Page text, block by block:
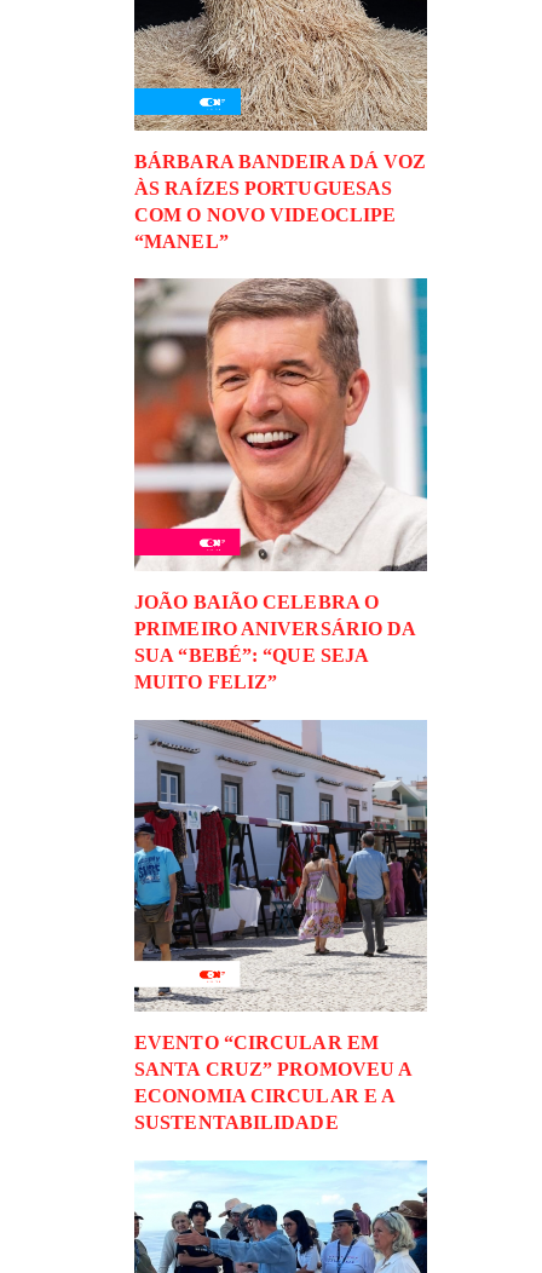
BÁRBARA BANDEIRA DÁ VOZ
ÀS RAÍZES PORTUGUESAS
COM O NOVO VIDEOCLIPE
“MANEL”
JOÃO BAIÃO CELEBRA O
PRIMEIRO ANIVERSÁRIO DA
SUA “BEBÉ”: “QUE SEJA
MUITO FELIZ”
EVENTO “CIRCULAR EM
SANTA CRUZ” PROMOVEU A
ECONOMIA CIRCULAR E A
SUSTENTABILIDADE